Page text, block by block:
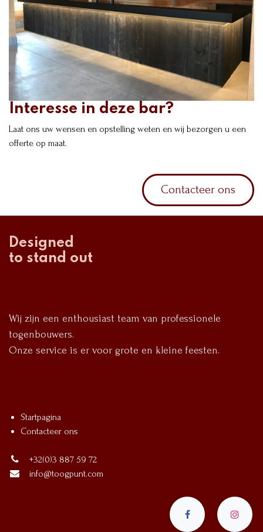
Interesse in deze bar?
Laat ons uw wensen en opstelling weten en wij bezorgen u een
offerte op maat.
Contacteer ons
Designed
to stand out
Wij zijn een enthousiast team van professionele
togenbouwers.
Onze service is er voor grote en kleine feesten.
Startpagina
Contacteer ons
+32(0)3 887 59 72
info@toogpunt.com